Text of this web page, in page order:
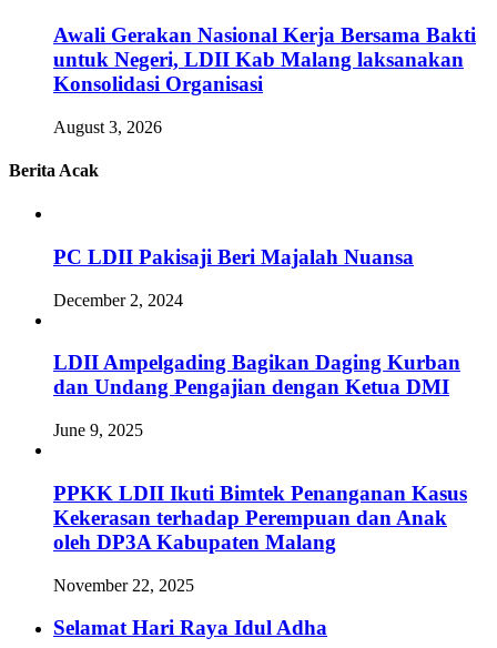
Awali Gerakan Nasional Kerja Bersama Bakti
untuk Negeri, LDII Kab Malang laksanakan
Konsolidasi Organisasi
August 3, 2026
Berita Acak
PC LDII Pakisaji Beri Majalah Nuansa
December 2, 2024
LDII Ampelgading Bagikan Daging Kurban
dan Undang Pengajian dengan Ketua DMI
June 9, 2025
PPKK LDII Ikuti Bimtek Penanganan Kasus
Kekerasan terhadap Perempuan dan Anak
oleh DP3A Kabupaten Malang
November 22, 2025
Selamat Hari Raya Idul Adha